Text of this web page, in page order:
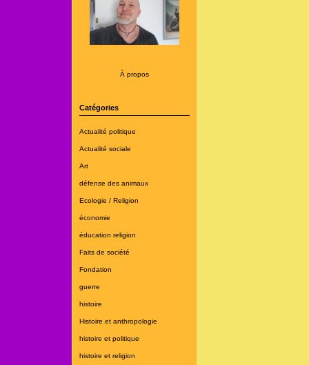
À propos
Catégories
Actualité politique
Actualité sociale
Art
défense des animaux
Ecologie / Religion
économie
éducation religion
Faits de société
Fondation
guerre
histoire
Histoire et anthropologie
histoire et politique
histoire et religion